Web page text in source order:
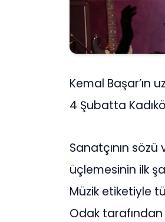
Kemal Başar’ın
4 Şubatta
Sanatçının
üçlemesinin ilk
Müzik etiketiyle
Odak